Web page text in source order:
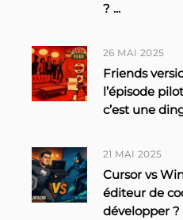
? ...
26 MAI 2025
Friends
l’épisode
c’est une
21 MAI 2025
Cursor vs
éditeur de
développer ?